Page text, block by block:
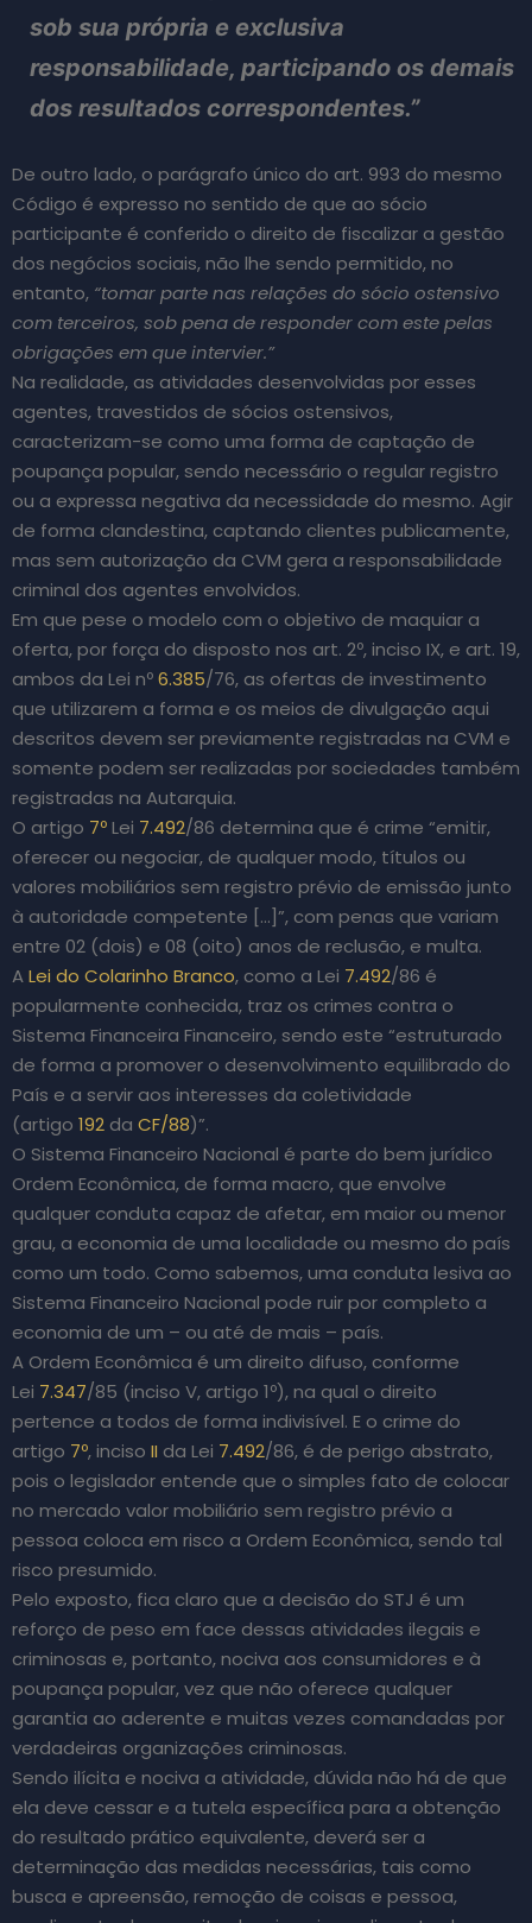
sob sua própria e exclusiva
responsabilidade, participando os demais
dos resultados correspondentes.”
De outro lado, o parágrafo único do art. 993 do mesmo
Código é expresso no sentido de que ao sócio
participante é conferido o direito de fiscalizar a gestão
dos negócios sociais, não lhe sendo permitido, no
entanto, “tomar parte nas relações do sócio ostensivo
com terceiros, sob pena de respondercom este pelas
obrigações em que intervier.”
Na realidade, as atividades desenvolvidas por esses
agentes, travestidos de sócios ostensivos,
caracterizam-se como uma forma de captação de
poupança popular, sendo necessário o regular registro
ou a expressa negativa da necessidade do mesmo. Agir
de forma clandestina, captando clientes publicamente,
mas sem autorização da CVM gera a responsabilidade
criminal dos agentes envolvidos.
Em que pese o modelo com o objetivo de maquiar a
oferta, por força do disposto nos art. 2º, inciso IX, e art. 19,
ambos da Lei nº6.385/76, as ofertas de investimento
que utilizarem a forma e os meios de divulgação aqui
descritos devem ser previamente registradas na CVM e
somente podem ser realizadas por sociedades também
registradas na Autarquia.
O artigo 7ºLei 7.492/86 determina que é crime “emitir,
oferecer ou negociar, de qualquer modo, títulos ou
valores mobiliários sem registro prévio de emissão junto
à autoridade competente […]”, com penas que variam
entre 02 (dois) e 08 (oito) anos de reclusão, e multa.
ALei do Colarinho Branco, como a Lei 7.492/86 é
popularmente conhecida, traz os crimes contra o
Sistema Financeira Financeiro, sendo este “estruturado
de forma a promover o desenvolvimento equilibrado do
País e a servir aos interesses da coletividade
(artigo 192 da CF/88)”.
O Sistema Financeiro Nacional é parte do bem jurídico
Ordem Econômica, de forma macro, que envolve
qualquer conduta capaz de afetar, em maior ou menor
grau, a economia de uma localidade ou mesmo do país
como um todo. Como sabemos, uma conduta lesiva ao
Sistema Financeiro Nacional pode ruir por completo a
economia de um – ou até de mais – país.
A Ordem Econômica é um direito difuso, conforme
Lei 7.347/85 (inciso V, artigo 1º), na qual o direito
pertence a todos de forma indivisível. E o crime do
artigo 7º, inciso II da Lei 7.492/86, é de perigo abstrato,
pois o legislador entende que o simples fato de colocar
no mercado valor mobiliário sem registro prévio a
pessoa coloca em risco a Ordem Econômica, sendo tal
risco presumido.
Pelo exposto, fica claro que a decisão do STJ é um
reforço de peso em face dessas atividades ilegais e
criminosas e, portanto, nociva aos consumidores e à
poupança popular, vez que não oferece qualquer
garantia ao aderente e muitas vezes comandadas por
verdadeiras organizações criminosas.
Sendo ilícita e nociva a atividade, dúvida não há de que
ela deve cessar e a tutela específica para a obtenção
do resultado prático equivalente, deverá ser a
determinação das medidas necessárias, tais como
busca e apreensão, remoção de coisas e pessoa,